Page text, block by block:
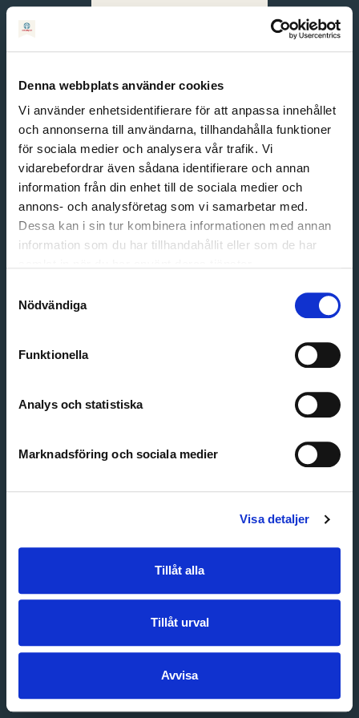
Denna webbplats använder cookies
Vi använder enhetsidentifierare för att anpassa innehållet
och annonserna till användarna, tillhandahålla funktioner
för sociala medier och analysera vår trafik. Vi
vidarebefordrar även sådana identifierare och annan
information från din enhet till de sociala medier och
annons- och analysföretag som vi samarbetar med.
Dessa kan i sin tur kombinera informationen med annan
information som du har tillhandahållit eller som de har
Nödvändiga
Funktionella
Analys och statistiska
Marknadsföring och sociala medier
Visa detaljer
Tillåt alla
Tillåt urval
Avvisa
English
Svenska
Email address
Customer service